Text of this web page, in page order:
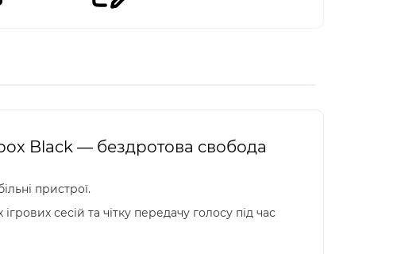
Black — бездротова свобода
пристрої.
сесій та чітку передачу голосу під час